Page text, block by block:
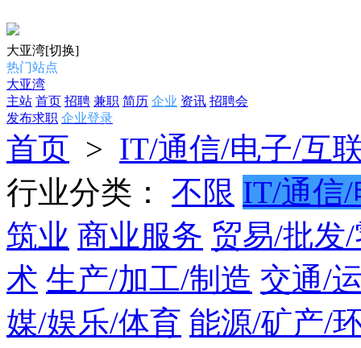
大亚湾[切换]
热门站点
大亚湾
主站 首页 招聘 兼职 简历 企业 资讯 招聘会
发布求职 企业登录
首页 > IT/通信/电子/互
行业分类：
不限 IT/通信
筑业 商业服务 贸易/批发
术 生产/加工/制造 交通/
媒/娱乐/体育 能源/矿产/